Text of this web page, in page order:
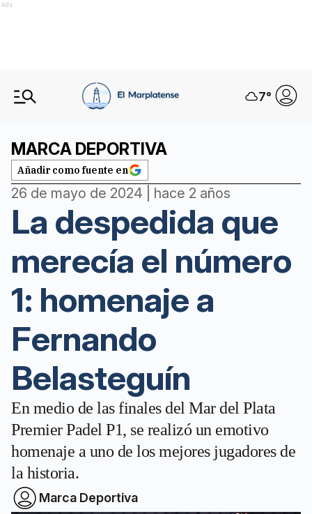
Ads
7°
MARCA DEPORTIVA
Añadir como fuente en
26 de mayo de 2024 | hace 2 años
La despedida que
merecía el número
1: homenaje a
Fernando
Belasteguín
En medio de las finales del Mar del Plata
Premier Padel P1, se realizó un emotivo
homenaje a uno de los mejores jugadores de
la historia.
Marca Deportiva